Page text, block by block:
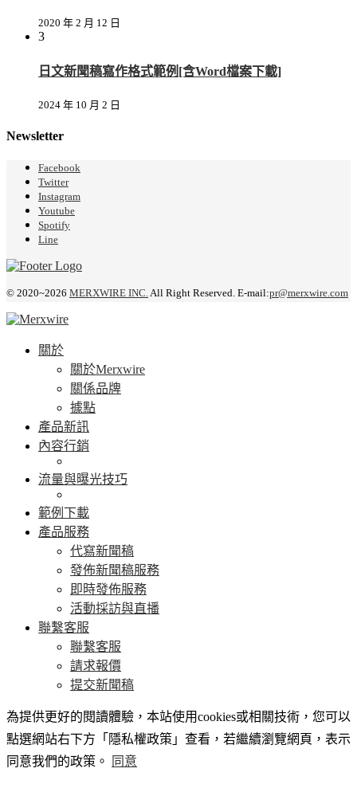
2020 年 2 月 12 日
3
日文新聞稿寫作格式範例[含Word檔案下載]
2024 年 10 月 2 日
Newsletter
Facebook
Twitter
Instagram
Youtube
Spotify
Line
© 2020~2026 MERXWIRE INC. All Right Reserved. E-mail:pr@merxwire.com
關於
關於Merxwire
關係品牌
據點
產品新訊
內容行銷
流量與曝光技巧
範例下載
產品服務
代寫新聞稿
發佈新聞稿服務
即時發佈服務
活動採訪與直播
聯繫客服
聯繫客服
請求報價
提交新聞稿
為提供更好的閱讀體驗，本站使用cookies或相關技術，您可以
點選網站右下方「隱私權政策」查看，若繼續瀏覽網頁，表示
同意我們的政策。
同意